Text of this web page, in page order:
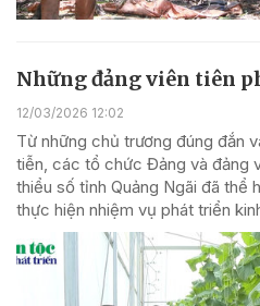
Những đảng viên tiên
12/03/2026 12:02
Từ những chủ trương đúng đắn
tiễn, các tổ chức Đảng và đảng
thiểu số tỉnh Quảng Ngãi đã thể
thực hiện nhiệm vụ phát triển